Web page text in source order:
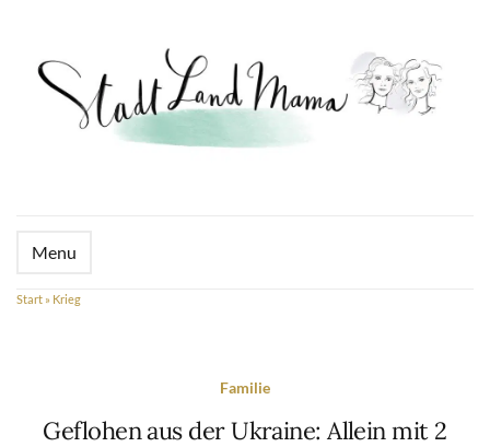
Menu
Start » Krieg
Familie
Geflohen aus der Ukraine: Allein mit 2